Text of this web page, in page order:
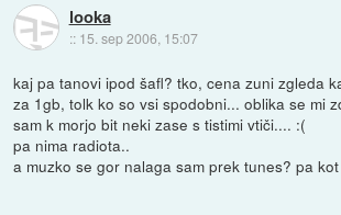
looka
:: 15. sep 2006, 15:07
kaj pa tanovi ipod šafl? tko, cena zuni zgleda
za 1gb, tolk ko so vsi spodobni... oblika se mi
sam k morjo bit neki zase s tistimi vtiči.... :(
pa nima radiota..
a muzko se gor nalaga sam prek tunes? pa